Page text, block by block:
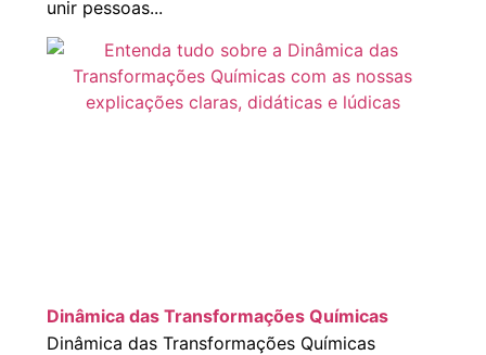
unir pessoas...
Dinâmica das Transformações Químicas
Dinâmica das Transformações Químicas